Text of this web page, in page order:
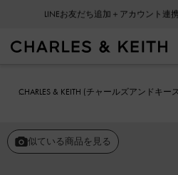
会員登録＋ニュースレター登録で
CHARLES & KEITH (チャールズアンドキー
似ている商品を見る